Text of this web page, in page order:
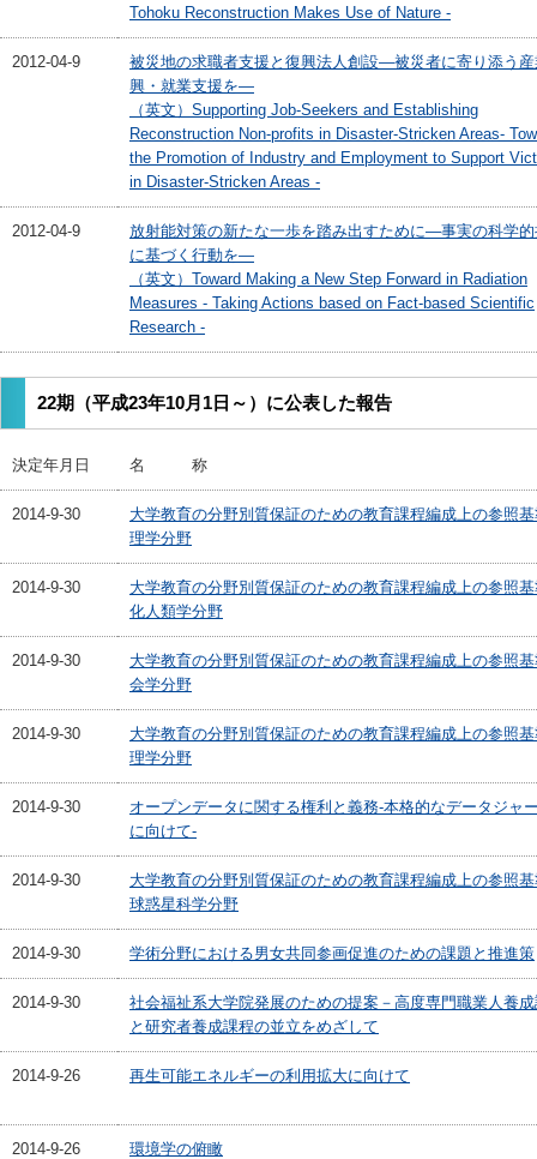
Tohoku Reconstruction Makes Use of Nature -
2012-04-9
被災地の求職者支援と復興法人創設―被災者に寄り添う
興・就業支援を―
（英文）Supporting Job-Seekers and Establishing
Reconstruction Non-profits in Disaster-Stricken Areas-
the Promotion of Industry and Employment to Support
in Disaster-Stricken Areas -
2012-04-9
放射能対策の新たな一歩を踏み出すために―事実の科学
に基づく行動を―
（英文）Toward Making a New Step Forward in Radiation
Measures - Taking Actions based on Fact-based Scientific
Research -
22期（平成23年10月1日～）に公表した報告
決定年月日 名 称
2014-9-30
大学教育の分野別質保証のための教育課程編成上の参照
理学分野
2014-9-30
大学教育の分野別質保証のための教育課程編成上の参照
化人類学分野
2014-9-30
大学教育の分野別質保証のための教育課程編成上の参照
会学分野
2014-9-30
大学教育の分野別質保証のための教育課程編成上の参照
理学分野
2014-9-30
オープンデータに関する権利と義務-本格的なデータジャ
に向けて-
2014-9-30
大学教育の分野別質保証のための教育課程編成上の参照
球惑星科学分野
2014-9-30 学術分野における男女共同参画促進のための課題と推進策
2014-9-30
社会福祉系大学院発展のための提案－高度専門職業人養
と研究者養成課程の並立をめざして
2014-9-26 再生可能エネルギーの利用拡大に向けて
2014-9-26 環境学の俯瞰